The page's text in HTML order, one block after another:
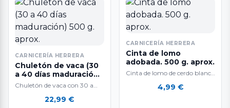
CARNICERÍA HERRERA
Chuletón de vaca (30
a 40 días maduración)
500 g. aprox.
Chuletón de vaca con 30 a
venta por unidades…
22,99 €
CARNICERÍA HERRERA
Cinta de lomo
adobada. 500 g. aprox.
Cinta de lomo de cerdo blanco
aproximadamente. Deliciosa
4,99 €